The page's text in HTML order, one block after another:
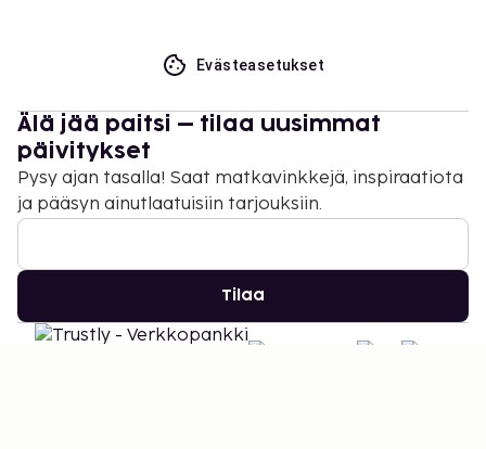
Evästeasetukset
Älä jää paitsi – tilaa uusimmat
päivitykset
Pysy ajan tasalla! Saat matkavinkkejä, inspiraatiota
ja pääsyn ainutlaatuisiin tarjouksiin.
Tilaa